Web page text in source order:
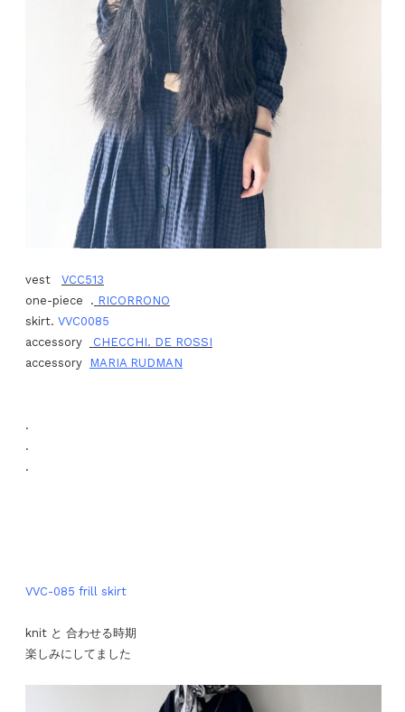
vest VCC513
one-piece . RICORRONO
skirt. VVC0085
accessory
CHECCHI. DE ROSSI
accessory
MARIA RUDMAN
.
.
.
VVC-085 frill skirt
knit と 合わせる時期
楽しみにしてました